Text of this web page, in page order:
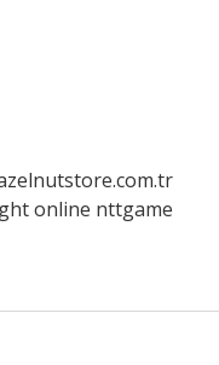
online nttgame